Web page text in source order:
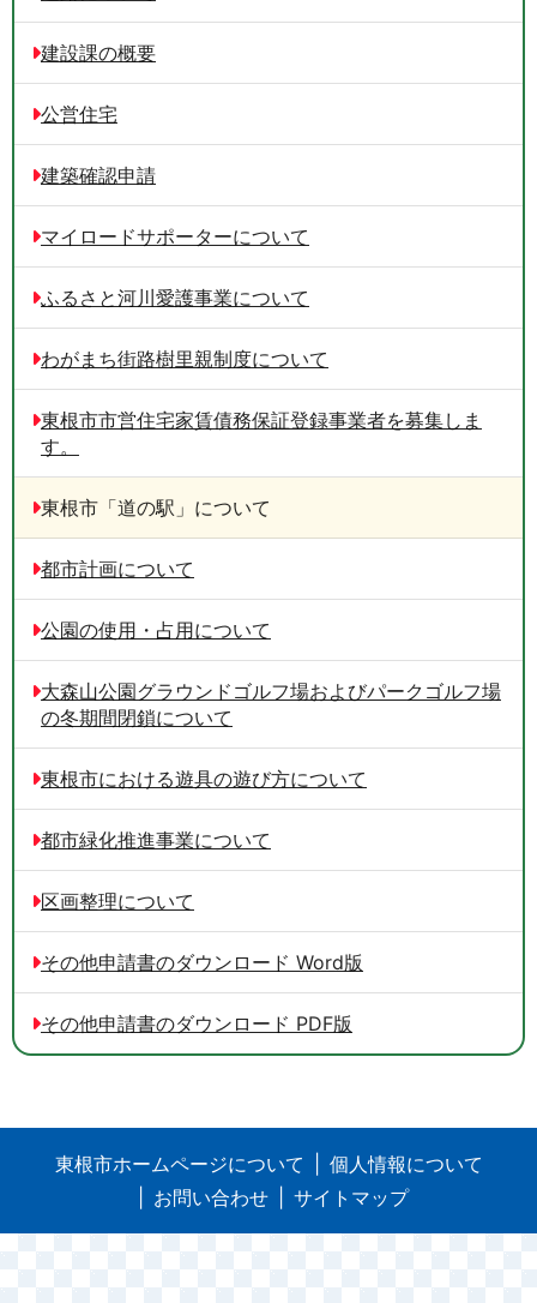
建設課の概要
公営住宅
建築確認申請
マイロードサポーターについて
ふるさと河川愛護事業について
わがまち街路樹里親制度について
東根市市営住宅家賃債務保証登録事業者を募集しま
す。
東根市「道の駅」について
都市計画について
公園の使用・占用について
大森山公園グラウンドゴルフ場およびパークゴルフ場
の冬期間閉鎖について
東根市における遊具の遊び方について
都市緑化推進事業について
区画整理について
その他申請書のダウンロード Word版
その他申請書のダウンロード PDF版
東根市ホームページについて
個人情報について
お問い合わせ
サイトマップ